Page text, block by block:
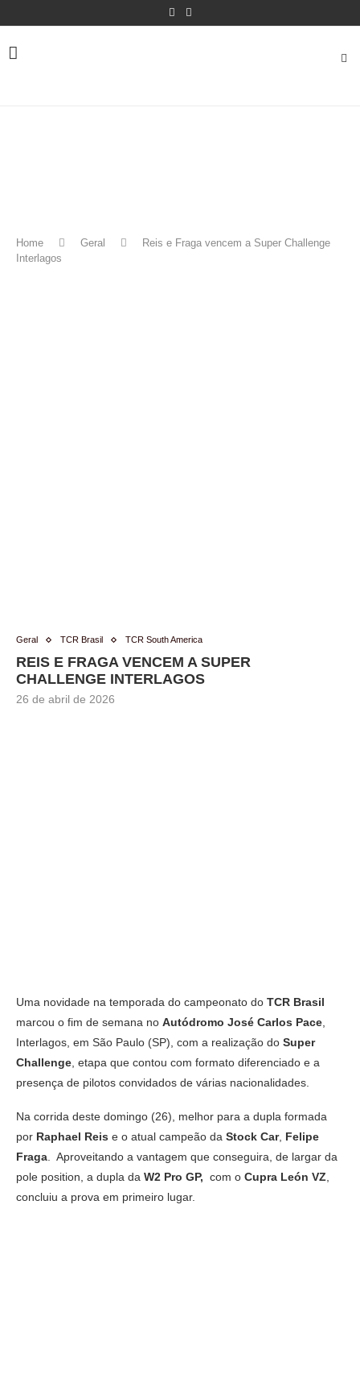
Home Geral
Reis e Fraga vencem a Super Challenge
Interlagos
Geral TCR Brasil TCR South America
REIS E FRAGA VENCEM A SUPER
CHALLENGE INTERLAGOS
26 de abril de 2026
Uma novidade na temporada do campeonato do TCR Brasil
marcou o fim de semana no Autódromo José Carlos Pace
Interlagos, em São Paulo (SP), com a realização do Super
Challenge , etapa que contou com formato diferenciado e a
presença de pilotos convidados de várias nacionalidades.
Na corrida deste domingo (26), melhor para a dupla formada
por Raphael Reis e o atual campeão da Stock Car, Felipe
Fraga . Aproveitando a vantagem que conseguira, de largar da
pole position, a dupla da W2 Pro GP, com o Cupra León VZ
concluiu a prova em primeiro lugar.